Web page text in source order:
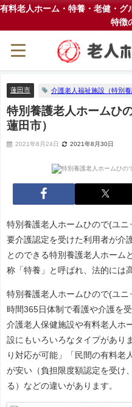
有料老人ホーム・特養・老健・
特徴
蓮田市 介護老人福祉施設（特別養
特別養護老人ホームひ
蓮田市）
2021年8月24日 2021年8月30日
特別養護老人ホームひので(ユ
要介護認定を受けた利用者が介
とのできる特別養護老人ホーム
称「特養」と呼ばれ、法的には
特別養護老人ホームひので(ユ
時間365日体制で看護や介護を
介護老人保健施設や有料老人ホ
設にもいろいろなタイプがあり
り対応が可能」「民間の有料老
が安い（負担限度額認定を受け
る）などの違いがあります。